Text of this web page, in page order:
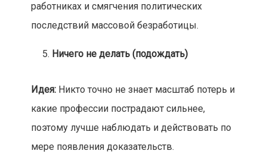
работниках и смягчения политических
последствий массовой безработицы.
Ничего не делать (подождать)
Идея:Никто точно не знает масштаб потерь и
какие профессии пострадают сильнее,
поэтому лучше наблюдать и действовать по
мере появления доказательств.